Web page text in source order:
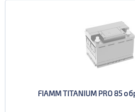
FIAMM TITANIUM PRO 85